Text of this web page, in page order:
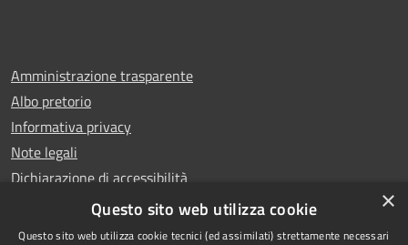
Amministrazione trasparente
Albo pretorio
Informativa privacy
Note legali
Dichiarazione di accessibilità
Whistleblowing
×
Questo sito web utilizza cookie
Questo sito web utilizza cookie tecnici (ed assimilati) strettamente necessari